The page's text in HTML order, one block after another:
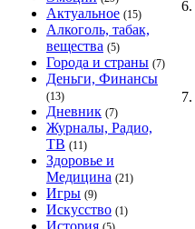
Актуальное (15)
Алкоголь, табак,
вещества (5)
Города и страны (7)
Деньги, Финансы
(13)
Дневник (7)
Журналы, Радио,
ТВ (11)
Здоровье и
Медицина (21)
Игры (9)
Искусство (1)
История
6.
7.